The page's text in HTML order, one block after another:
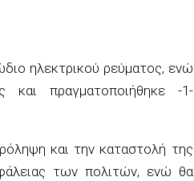
ηλεκτρικού ρεύματος, ενώ
πραγματοποιήθηκε -1-
και την καταστολή της
των πολιτών, ενώ θα